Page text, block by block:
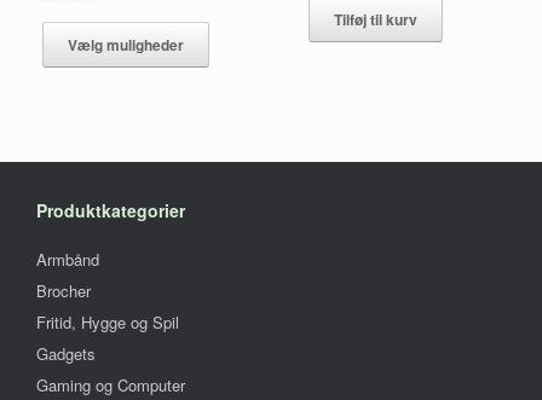
Vælg muligheder
Dette
har
var:
129,00 kr..99,00 kr..
Tilføj til kurv
Produktkategorier
Armbånd
Brocher
Fritid, Hygge og Spil
Gadgets
Gaming og Computer